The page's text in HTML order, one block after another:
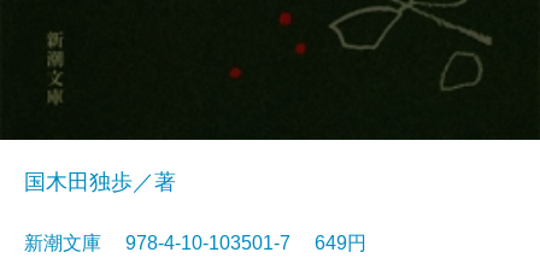
国木田独歩／著
新潮文庫 978-4-10-103501-7 649円